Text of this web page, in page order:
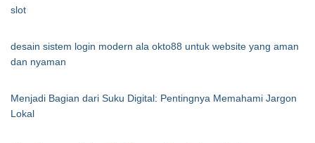
slot
desain sistem login modern ala okto88 untuk website yang aman
dan nyaman
Menjadi Bagian dari Suku Digital: Pentingnya Memahami Jargon
Lokal